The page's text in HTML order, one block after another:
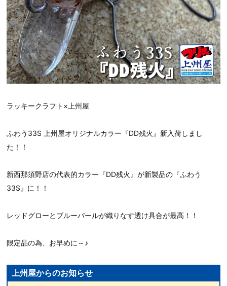
ラッキークラフト×上州屋
ふわう33S 上州屋オリジナルカラー『DD残火』新入荷しまし
た！！
新西那須野店の代表的カラー『DD残火』が新製品の『ふわう
33S』に！！
レッドグローとブルーパールが織りなす透け具合が最高！！
限定品の為、お早めに～♪
上州屋からのお知らせ